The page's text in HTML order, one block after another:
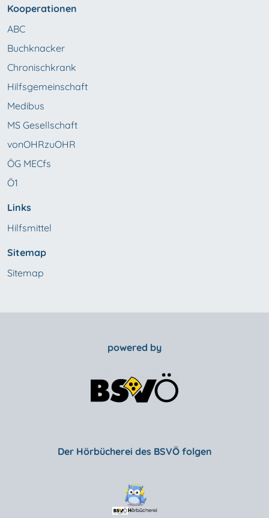
Kooperationen
ABC
Buchknacker
Chronischkrank
Hilfsgemeinschaft
Medibus
MS Gesellschaft
vonOHRzuOHR
ÖG MECfs
Ö1
Links
Hilfsmittel
Sitemap
Sitemap
powered by
Der Hörbücherei des BSVÖ folgen